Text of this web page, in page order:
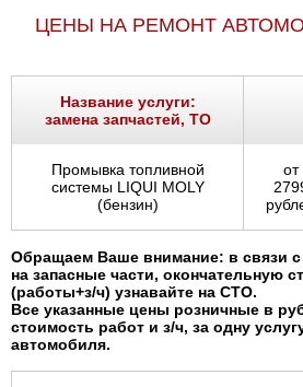
ЦЕНЫ НА РЕМОНТ
Название услуги:
замена запчастей, ТО
Промывка топливной
системы LIQUI MOLY
(бензин)
от
Обращаем Ваше внимание: в связи
на запасные части, окончательную
(работы+з/ч) узнавайте на СТО.
Все указанные цены розничные в
стоимость работ и з/ч, за одну
автомобиля.